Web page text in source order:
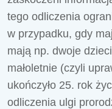
tego odliczenia
w przypadku, gdy
mają np. dwoje
małoletnie (czyli
ukończyło 25. rok
odliczenia ulgi